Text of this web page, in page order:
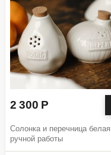
2 300 Р
Солонка и перечница белая
ручной работы